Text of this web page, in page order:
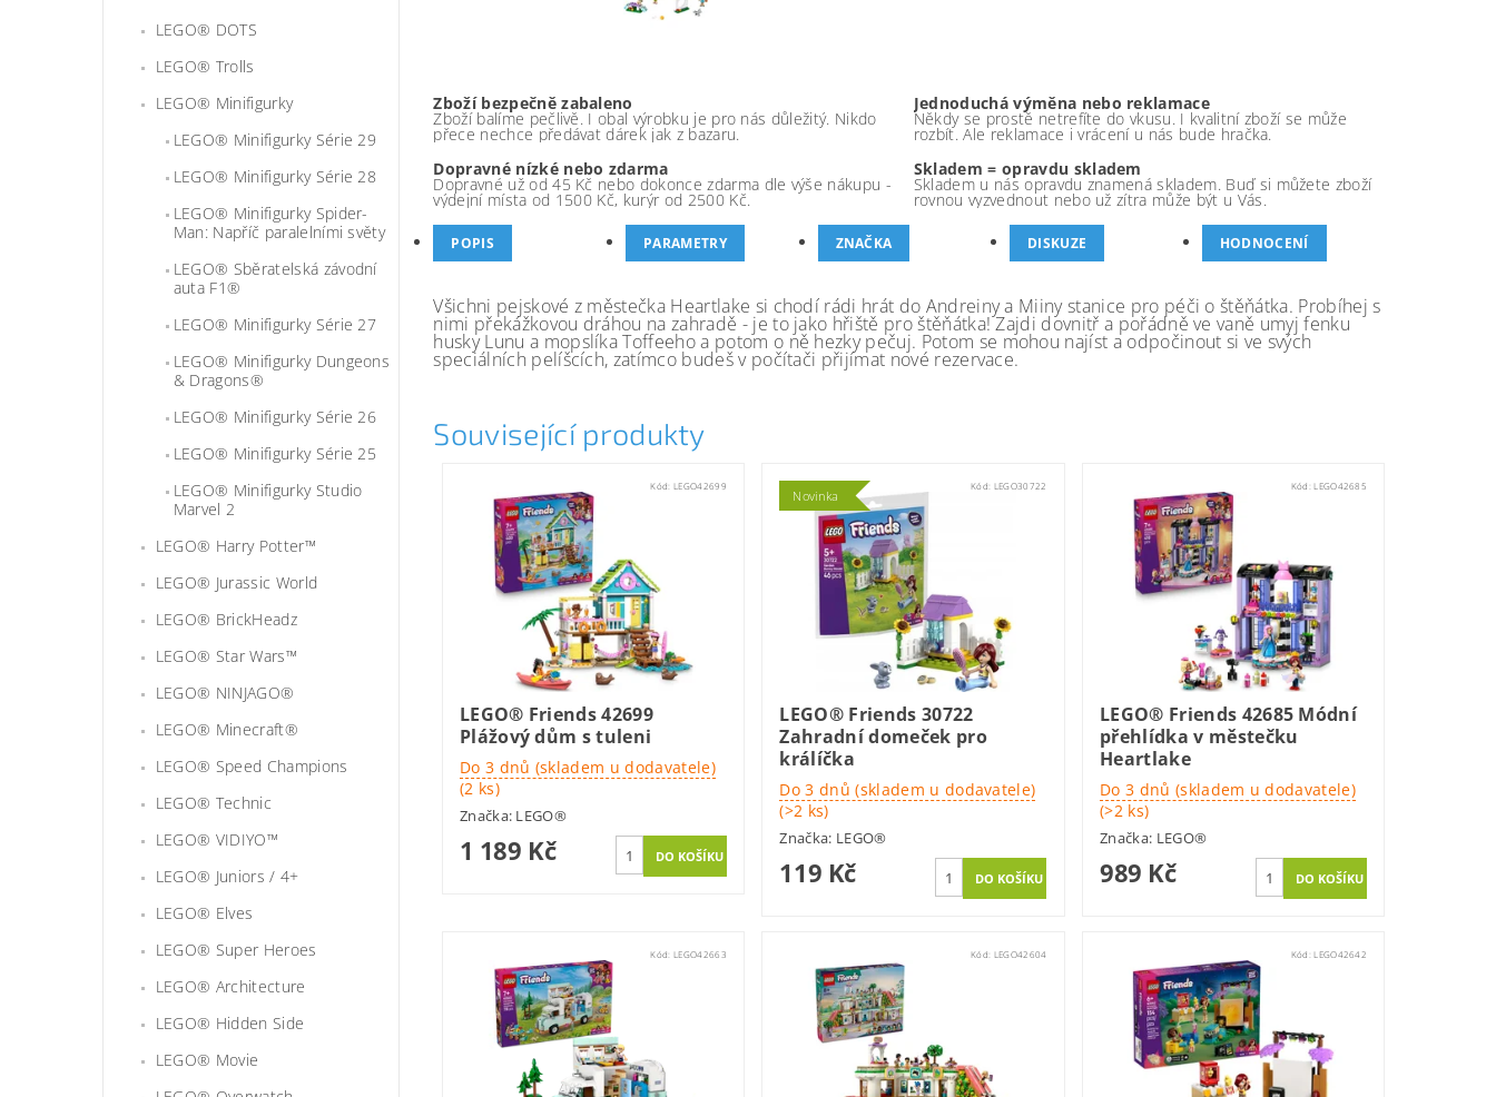
LEGO® DOTS
LEGO® Trolls
LEGO® Minifigurky
LEGO® Minifigurky Série 29
LEGO® Minifigurky Série 28
LEGO® Minifigurky Spider-
Man: Napříč paralelními světy
LEGO® Sběratelská závodní
auta F1®
LEGO® Minifigurky Série 27
LEGO® Minifigurky Dungeons
& Dragons®
LEGO® Minifigurky Série 26
LEGO® Minifigurky Série 25
LEGO® Minifigurky Studio
Marvel 2
LEGO® Harry Potter™
LEGO® Jurassic World
LEGO® BrickHeadz
LEGO® Star Wars™
LEGO® NINJAGO®
LEGO® Minecraft®
LEGO® Speed Champions
LEGO® Technic
LEGO® VIDIYO™
LEGO® Juniors / 4+
LEGO® Elves
LEGO® Super Heroes
LEGO® Architecture
LEGO® Hidden Side
LEGO® Movie
Zboží bezpečně zabaleno
Zboží balíme pečlivě. I obal výrobku je pro nás důležitý. Nikdo
přece nechce předávat dárek jak z bazaru.
Jednoduchá výměna nebo reklamace
Někdy se prostě netrefíte do vkusu. I kvalitní zboží se může
rozbít. Ale reklamace i vrácení u nás bude hračka.
Dopravné nízké nebo zdarma
Dopravné už od 45 Kč nebo dokonce zdarma dle výše nákupu -
výdejní místa od 1500 Kč, kurýr od 2500 Kč.
Skladem = opravdu skladem
Skladem u nás opravdu znamená skladem. Buď si můžete zboží
rovnou vyzvednout nebo už zítra může být u Vás.
POPIS PARAMETRY ZNAČKA DISKUZE HODNOCENÍ
Všichni pejskové z městečka Heartlake si chodí rádi hrát do Andreiny a Miiny stanice pro péči o štěňátka. Probíhej s
nimi překážkovou dráhou na zahradě - je to jako hřiště pro štěňátka! Zajdi dovnitř a pořádně ve vaně umyj fenku
husky Lunu a mopslíka Toffeeho a potom o ně hezky pečuj. Potom se mohou najíst a odpočinout si ve svých
speciálních pelíšcích, zatímco budeš v počítači přijímat nové rezervace.
Související produkty
Kód:LEGO42699
LEGO® Friends 42699
Plážový dům s tuleni
Do 3 dnů (skladem u dodavatele)
(2 ks)
Značka: LEGO®
1 189 Kč
Novinka
Kód: LEGO30722
LEGO® Friends 30722
Zahradní domeček pro
králíčka
Do 3 dnů (skladem u dodavatele)
(>2 ks)
Značka: LEGO®
119 Kč
Kód:LEGO42685
LEGO® Friends 42685 Módní
přehlídka v městečku
Heartlake
Do 3 dnů (skladem u dodavatele)
(>2 ks)
Značka: LEGO®
989 Kč
Kód:LEGO42663 Kód: LEGO42604 Kód:LEGO42642